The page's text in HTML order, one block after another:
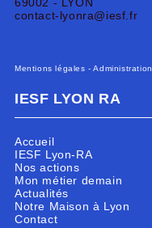
69002 - LYON
contact-lyonra@iesf.fr
Mentions légales -Administration
IESF LYON RA
Accueil
IESF Lyon-RA
Nos actions
Mon métier demain
Actualités
Notre Maison à Lyon
Contact